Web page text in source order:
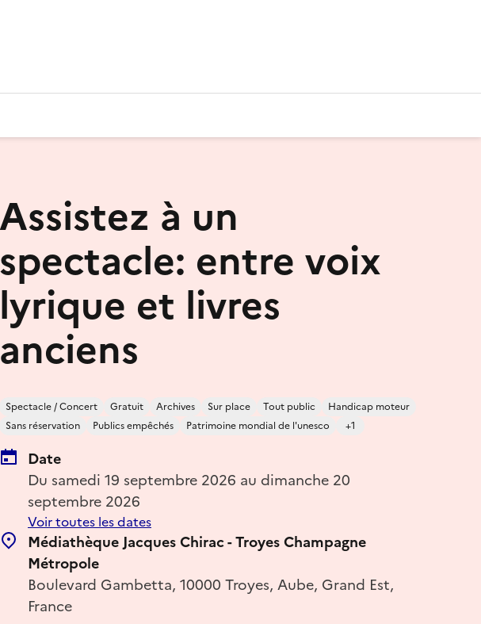
Assistez à un
spectacle: entre voix
lyrique et livres
anciens
Spectacle / Concert Gratuit Archives Sur place Tout public
Handicap moteur
Sans réservation
Publics empêchés Patrimoine mondial de l'unesco +1
Date
Du samedi 19 septembre 2026 au dimanche 20
septembre 2026
Voir toutes les dates
Médiathèque Jacques Chirac - Troyes Champagne
Métropole
Boulevard Gambetta, 10000 Troyes, Aube, Grand Est,
France